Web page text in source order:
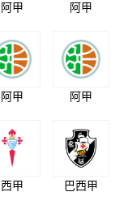
阿甲 阿甲
阿甲 阿甲
西甲 巴西甲